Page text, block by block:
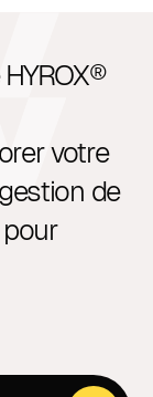
votre
de